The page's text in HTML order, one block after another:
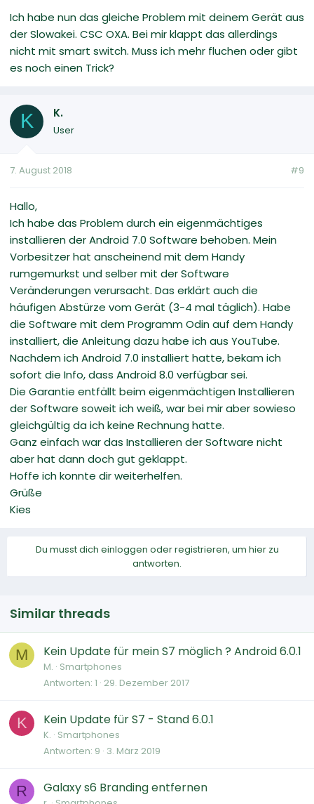
Ich habe nun das gleiche Problem mit deinem Gerät aus
der Slowakei. CSC OXA. Bei mir klappt das allerdings
nicht mit smart switch. Muss ich mehr fluchen oder gibt
es noch einen Trick?
K K.
User
7. August 2018 #9
Hallo,
Ich habe das Problem durch ein eigenmächtiges
installieren der Android 7.0 Software behoben. Mein
Vorbesitzer hat anscheinend mit dem Handy
rumgemurkst und selber mit der Software
Veränderungen verursacht. Das erklärt auch die
häufigen Abstürze vom Gerät (3-4 mal täglich). Habe
die Software mit dem Programm Odin auf dem Handy
installiert, die Anleitung dazu habe ich aus YouTube.
Nachdem ich Android 7.0 installiert hatte, bekam ich
sofort die Info, dass Android 8.0 verfügbar sei.
Die Garantie entfällt beim eigenmächtigen Installieren
der Software soweit ich weiß, war bei mir aber sowieso
gleichgültig da ich keine Rechnung hatte.
Ganz einfach war das Installieren der Software nicht
aber hat dann doch gut geklappt.
Hoffe ich konnte dir weiterhelfen.
Grüße
Kies
Du musst dich einloggen oder registrieren, um hier zu
antworten.
Similar threads
M Kein Update für mein S7 möglich ? Android 6.0.1
M. Smartphones
Antworten 1 29. Dezember 2017
K Kein Update für S7 - Stand 6.0.1
K. Smartphones
Antworten 9 3. März 2019
R Galaxy s6 Branding entfernen